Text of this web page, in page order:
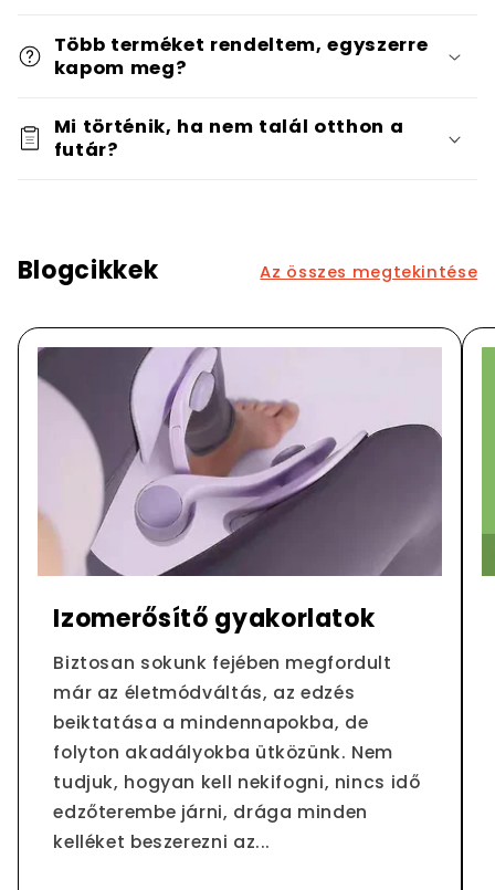
Több terméket rendeltem, egyszerre
kapom meg?
Mi történik, ha nem talál otthon a
futár?
Blogcikkek Az összes megtekintése
Izomerősítő gyakorlatok
Biztosan sokunk fejében megfordult
már az életmódváltás, az edzés
beiktatása a mindennapokba, de
folyton akadályokba ütközünk. Nem
tudjuk, hogyan kell nekifogni, nincs idő
edzőterembe járni, drága minden
kelléket beszerezni az...